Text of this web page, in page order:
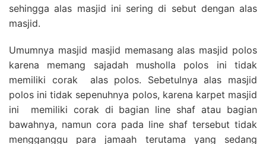
sehingga alas masjid ini sering di sebut dengan alas
masjid.
Umumnya masjid masjid memasang alas masjid polos
karena memang sajadah musholla polos ini tidak
memiliki corak alas polos. Sebetulnya alas masjid
polos ini tidak sepenuhnya polos, karena karpet masjid
ini memiliki corak di bagian line shaf atau bagian
bawahnya, namun cora pada line shaf tersebut tidak
mengganggu para jamaah terutama yang sedang